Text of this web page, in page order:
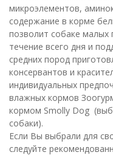
микроэлементов,
содержание в корме
позволит собаке малых
течение всего дня и
средних пород
консервантов и
индивидуальных
влажных кормов
кормом Smolly Dog
собаки).
Если Вы выбрали для
следуйте